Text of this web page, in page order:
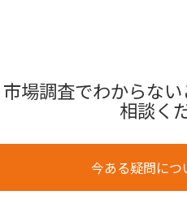
市場調査でわからな
相談く
今ある疑問につ